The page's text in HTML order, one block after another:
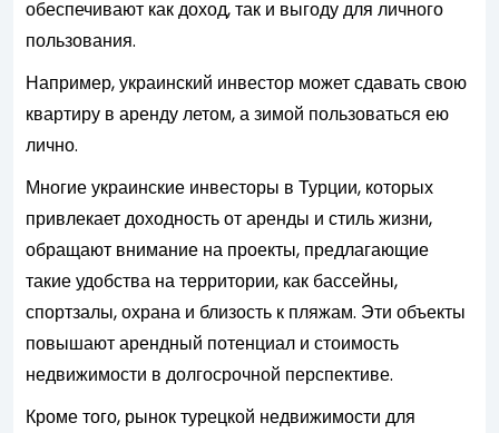
обеспечивают как доход, так и выгоду для личного
пользования.
Например, украинский инвестор может сдавать свою
квартиру в аренду летом, а зимой пользоваться ею
лично.
Многие украинские инвесторы в Турции, которых
привлекает доходность от аренды и стиль жизни,
обращают внимание на проекты, предлагающие
такие удобства на территории, как бассейны,
спортзалы, охрана и близость к пляжам. Эти объекты
повышают арендный потенциал и стоимость
недвижимости в долгосрочной перспективе.
Кроме того, рынок турецкой недвижимости для